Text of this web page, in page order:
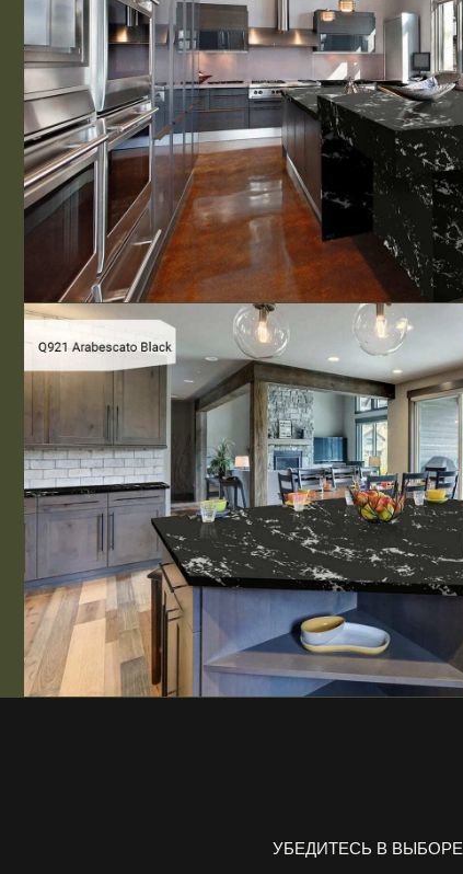
УБЕДИТЕСЬ В ВЫБОРЕ